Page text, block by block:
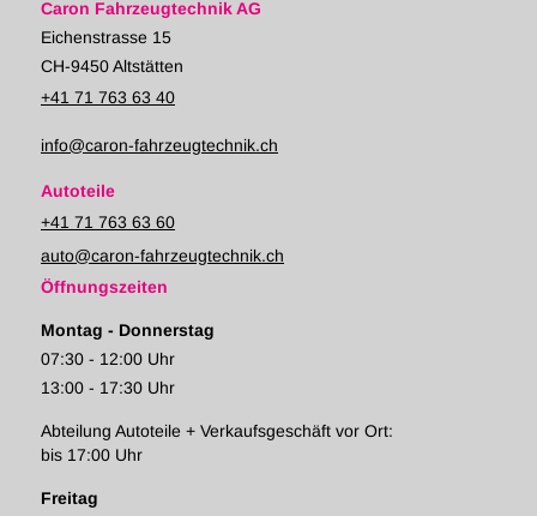
Caron Fahrzeugtechnik AG
Eichenstrasse 15
CH-9450 Altstätten
+41 71 763 63 40
info@caron-fahrzeugtechnik.ch
Autoteile
+41 71 763 63 60
auto@caron-fahrzeugtechnik.ch
Öffnungszeiten
Montag - Donnerstag
07:30 - 12:00 Uhr
13:00 - 17:30 Uhr
Abteilung Autoteile + Verkaufsgeschäft vor Ort:
bis 17:00 Uhr
Freitag